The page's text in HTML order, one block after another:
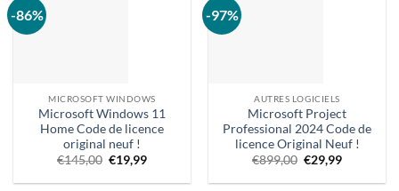
-86%
MICROSOFT WINDOWS
Microsoft Windows 11
Home Code de licence
original neuf !
€145,00 Prix
d'origine
était
€19,99Prix
:
-97%
AUTRES LOGICIELS
Microsoft Project
Professional 2024 Code de
licence Original Neuf !
€899,00 Prix
d'origine
était
€29,99Le
actuel